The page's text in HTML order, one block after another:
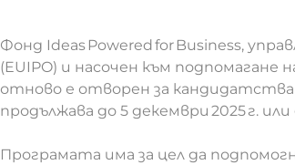
Фонд Ideas Powered for Business,
(EUIPO) и насочен към
отново е отворен за
продължава до 5 декември 2025 г.
Програмата има за цел да